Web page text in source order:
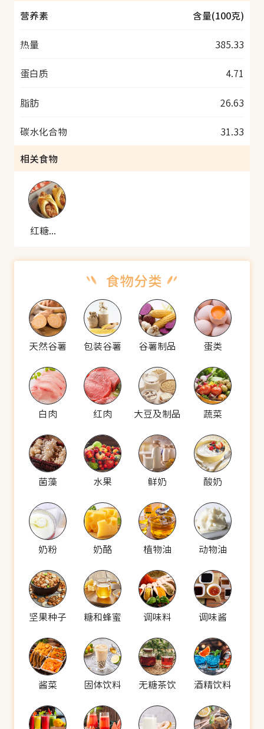
营养素
含量(100克)
热量 385.33
蛋白质 4.71
脂肪 26.63
碳水化合物
31.33
相关食物
红糖芋头酥
天然谷薯 包装谷薯 谷薯制品 蛋类
白肉 红肉 大豆及制品 蔬菜
菌藻 水果 鲜奶 酸奶
奶粉 奶酪 植物油 动物油
坚果种子 糖和蜂蜜 调味料 调味酱
酱菜 固体饮料 无糖茶饮 酒精饮料